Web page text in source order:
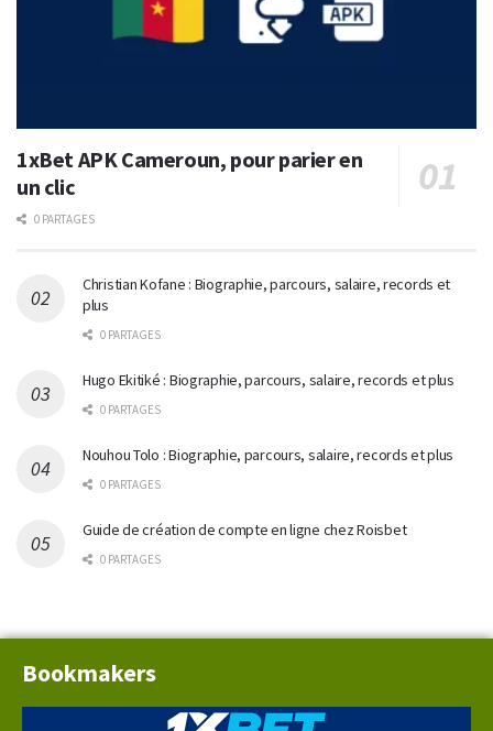
1xBet APK Cameroun, pour parier en
un clic
0 PARTAGES
Christian Kofane : Biographie, parcours, salaire, records et
plus
0 PARTAGES
Hugo Ekitiké : Biographie, parcours, salaire, records et plus
0 PARTAGES
Nouhou Tolo : Biographie, parcours, salaire, records et plus
0 PARTAGES
Guide de création de compte en ligne chez Roisbet
0 PARTAGES
Bookmakers